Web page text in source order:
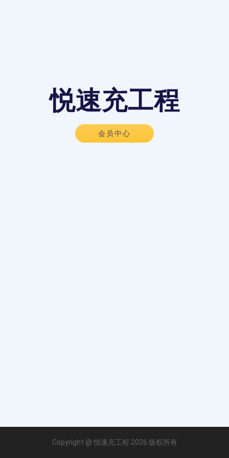
悦速充工程
会员中心
Copyright @ 悦速充工程 2026 版权所有